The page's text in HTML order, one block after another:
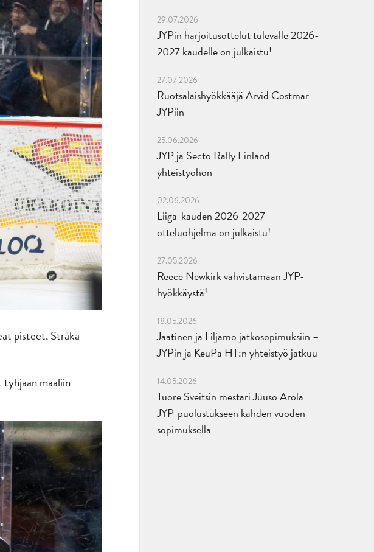
pisteet, Stråka
maaliin
29.07.2026
JYPin harjoitusottelut tulevalle 2026-
2027 kaudelle on julkaistu!
27.07.2026
Ruotsalaishyökkääjä Arvid Costmar
JYPiin
25.06.2026
JYP ja Secto Rally Finland
yhteistyöhön
02.06.2026
Liiga-kauden 2026-2027
otteluohjelma on julkaistu!
27.05.2026
Reece Newkirk vahvistamaan JYP-
hyökkäystä!
18.05.2026
Jaatinen ja Liljamo jatkosopimuksiin –
JYPin ja KeuPa HT:n yhteistyö jatkuu
14.05.2026
Tuore Sveitsin mestari Juuso Arola
JYP-puolustukseen kahden vuoden
sopimuksella